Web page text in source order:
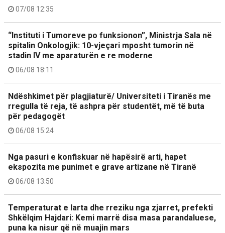
07/08 12:35
“Instituti i Tumoreve po funksionon”, Ministrja Sala në
spitalin Onkologjik: 10-vjeçari mposht tumorin në
stadin IV me aparaturën e re moderne
06/08 18:11
Ndëshkimet për plagjiaturë/ Universiteti i Tiranës me
rregulla të reja, të ashpra për studentët, më të buta
për pedagogët
06/08 15:24
Nga pasuri e konfiskuar në hapësirë arti, hapet
ekspozita me punimet e grave artizane në Tiranë
06/08 13:50
Temperaturat e larta dhe rreziku nga zjarret, prefekti
Shkëlqim Hajdari: Kemi marrë disa masa parandaluese,
puna ka nisur që në muajin mars